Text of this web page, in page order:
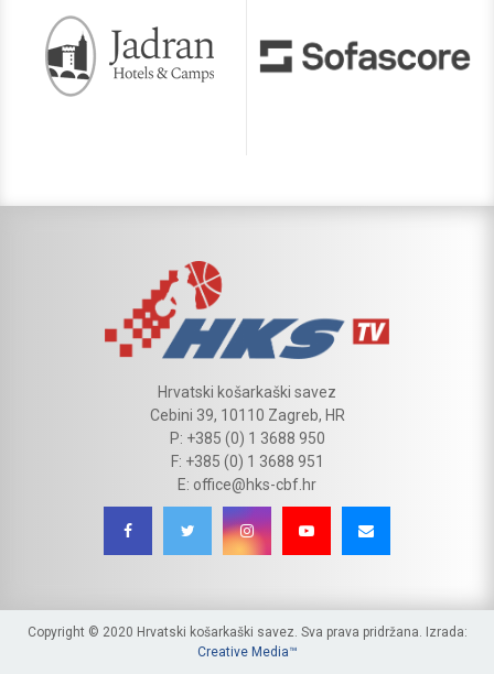
Hrvatski košarkaški savez
Cebini 39, 10110 Zagreb, HR
P: +385 (0) 1 3688 950
F: +385 (0) 1 3688 951
E: office@hks-cbf.hr
Copyright © 2020 Hrvatski košarkaški savez. Sva prava pridržana. Izrada:
Creative Media™